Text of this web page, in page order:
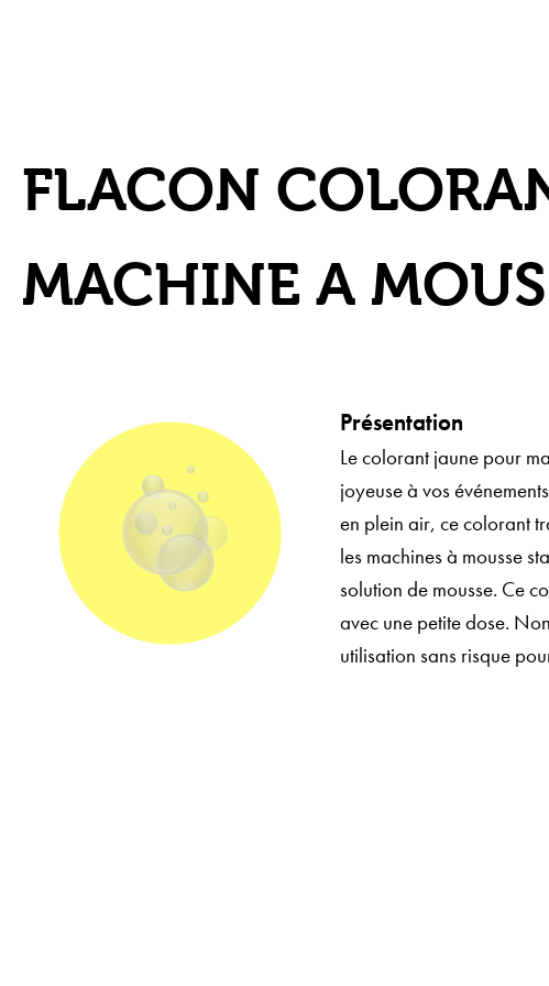
FLACON
MACHINE A
Présentation
Le colorant jaune pour
joyeuse à vos
en plein air, ce colorant
les machines à mousse
solution de mousse. Ce
avec une petite dose.
utilisation sans risque